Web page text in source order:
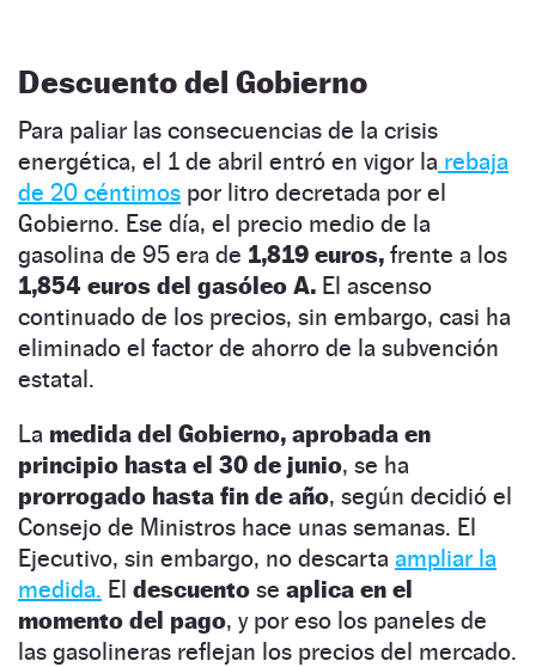
Descuento del Gobierno
Para paliar las consecuencias de la crisis
energética, el 1 de abril entró en vigor la rebaja
de 20 céntimos por litro decretada por el
Gobierno. Ese día, el precio medio de la
gasolina de 95 era de 1,819 euros, frente a los
1,854 euros del gasóleo A. El ascenso
continuado de los precios, sin embargo, casi ha
eliminado el factor de ahorro de la subvención
estatal.
La medida del Gobierno, aprobada en
principio hasta el 30 de junio, se ha
prorrogado hasta fin de año, según decidió el
Consejo de Ministros hace unas semanas. El
Ejecutivo, sin embargo, no descarta ampliar la
medida. El descuento se aplica en el
momento del pago, y por eso los paneles de
las gasolineras reflejan los precios del mercado.